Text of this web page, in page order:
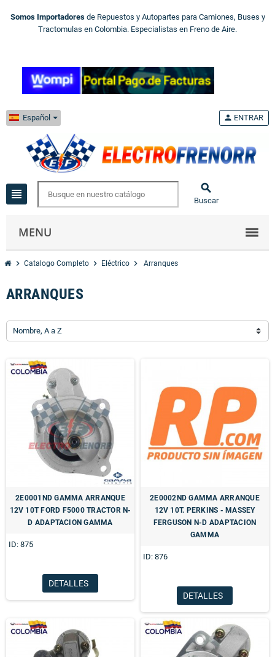
Somos Importadores de Repuestos y Autopartes para Camiones, Buses y
Tractomulas en Colombia. Especialistas en Freno de Aire.
Español
view_headline 
Buscar
person ENTRAR
MENU
chevron_right Catalogo Completo chevron_right Eléctrico chevron_right Arranques
ARRANQUES
Nombre, A a Z
2E0001ND GAMMA ARRANQUE
12V 10T FORD F5000 TRACTOR N-
D ADAPTACION GAMMA
ID: 875
DETALLES
2E0002ND GAMMA ARRANQUE
12V 10T. PERKINS - MASSEY
FERGUSON N-D ADAPTACION
GAMMA
ID: 876
DETALLES